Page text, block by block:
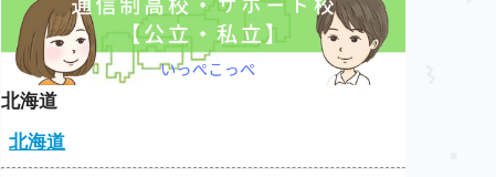
北海道
北海道